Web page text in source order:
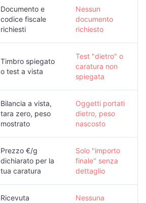
Documento e
codice fiscale
richiesti
Nessun
documento
richiesto
Timbro spiegato
o test a vista
Test "dietro" o
caratura non
spiegata
Bilancia a vista,
tara zero, peso
mostrato
Oggetti portati
dietro, peso
nascosto
Prezzo €/g
dichiarato per la
tua caratura
Solo "importo
finale" senza
dettaglio
Ricevuta
Nessuna